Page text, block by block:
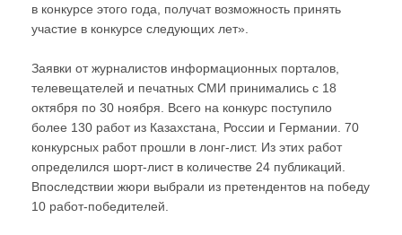
в конкурсе этого года, получат возможность принять
участие в конкурсе следующих лет».
Заявки от журналистов информационных порталов,
телевещателей и печатных СМИ принимались с 18
октября по 30 ноября. Всего на конкурс поступило
более 130 работ из Казахстана, России и Германии. 70
конкурсных работ прошли в лонг-лист. Из этих работ
определился шорт-лист в количестве 24 публикаций.
Впоследствии жюри выбрали из претендентов на победу
10 работ-победителей.